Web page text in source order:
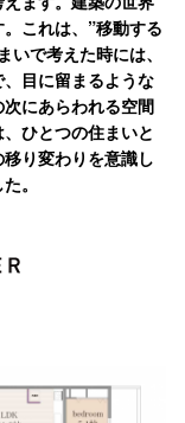
これは、”移動する
で考えた時には、
目に留まるような
にあらわれる空間
ひとつの住まいと
り変わりを意識し
。